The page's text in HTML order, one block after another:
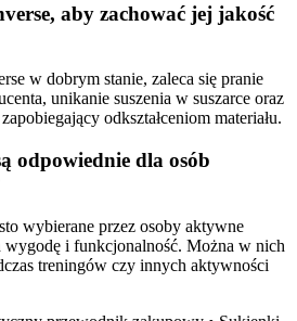
aby zachować jej jakość
w dobrym stanie, zaleca się pranie
unikanie suszenia w suszarce oraz
odkształceniom materiału.
odpowiednie dla osób
wybierane przez osoby aktywne
i funkcjonalność. Można w nich
treningów czy innych aktywności